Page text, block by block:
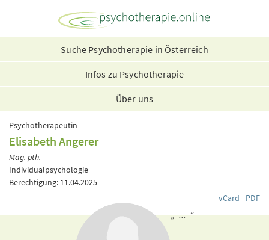
Suche Psychotherapie in Österreich
Infos zu Psychotherapie
Über uns
Psychotherapeutin
Elisabeth Angerer
Mag. pth.
Individualpsychologie
Berechtigung: 11.04.2025
vCard
PDF
„ ... “